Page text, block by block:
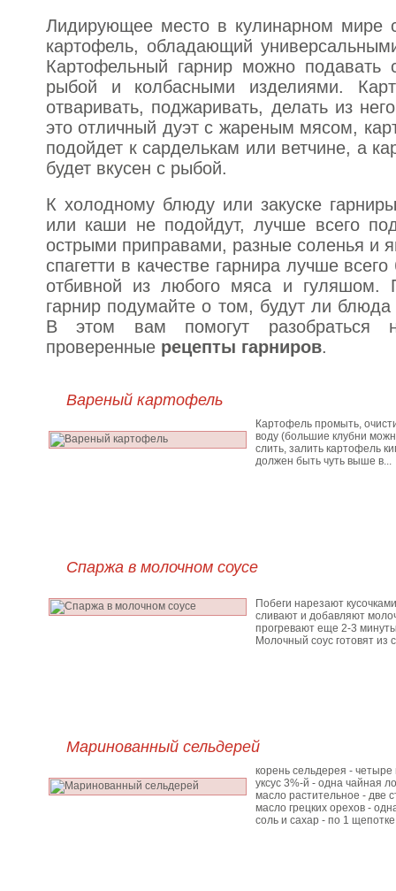
Лидирующее место в кулинарном мире
картофель, обладающий
Картофельный гарнир можно
рыбой и колбасными изделиями.
отваривать, поджаривать, делать из
это отличный дуэт с жареным мясом,
подойдет к сарделькам или ветчине, а
будет вкусен с рыбой.
К холодному блюду или закуске
или каши не подойдут, лучше всего
острыми приправами, разные соленья и
спагетти в качестве гарнира лучше всего
отбивной из любого мяса и гуляшом.
гарнир подумайте о том, будут ли
В этом вам помогут разобраться
проверенные рецепты гарниров.
Вареный картофель
Картофель промыть,
воду (большие клубни
слить, залить картофель
должен быть чуть выше в...
Спаржа в молочном соусе
Побеги нарезают
сливают и добавляют
прогревают еще 2-3
Молочный соус готовят из
Маринованный сельдерей
корень сельдерея - четыре
уксус 3%-й - одна чайная
масло растительное - две
масло грецких орехов -
соль и сахар - по 1 щепотке